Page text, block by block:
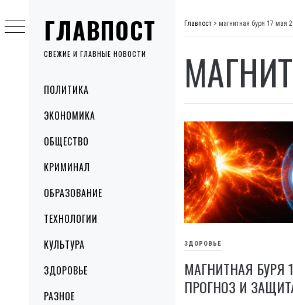
ГЛАВПОСТ
СВЕЖИЕ И ГЛАВНЫЕ НОВОСТИ
MenuПОЛИТИКА
ЭКОНОМИКА
ОБЩЕСТВО
КРИМИНАЛ
ОБРАЗОВАНИЕ
ТЕХНОЛОГИИ
КУЛЬТУРА
ЗДОРОВЬЕ
РАЗНОЕ
to
content
Главпост > магнитная буря 17 мая
ЗДОРОВЬЕ
МАГНИТНАЯ БУРЯ
ПРОГНОЗ И